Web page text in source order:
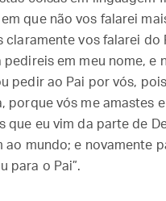
que não vos falarei
claramente vos falarei do
pedireis em meu nome, e
pedir ao Pai por vós,
porque vós me amastes e
que eu vim da parte de
ao mundo; e novamente
para o Pai”.